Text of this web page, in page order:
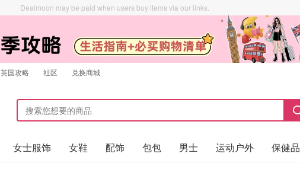
Dealmoon may be paid when users buy items via our links.
英国攻略 社区 兑换商城
女士服饰 女鞋 配饰 包包 男士 运动户外 保健品